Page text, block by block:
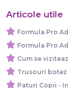
Articole utile
Formula Pro
Formula Pro
Cum se
Trusouri
Paturi Copii -